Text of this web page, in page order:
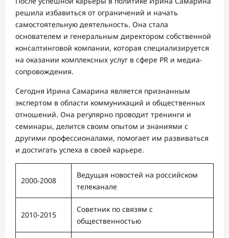
решила избавиться от ограничений и начать
самостоятельную деятельность. Она стала
основателем и генеральным директором собственной
консалтинговой компании, которая специализируется
на оказании комплексных услуг в сфере PR и медиа-
сопровождения.
Сегодня Ирина Самарина является признанным
экспертом в области коммуникаций и общественных
отношений. Она регулярно проводит тренинги и
семинары, делится своим опытом и знаниями с
другими профессионалами, помогает им развиваться
и достигать успеха в своей карьере.
2000-2008
Ведущая новостей на российском
телеканале
2010-2015
Советник по связям с
общественностью